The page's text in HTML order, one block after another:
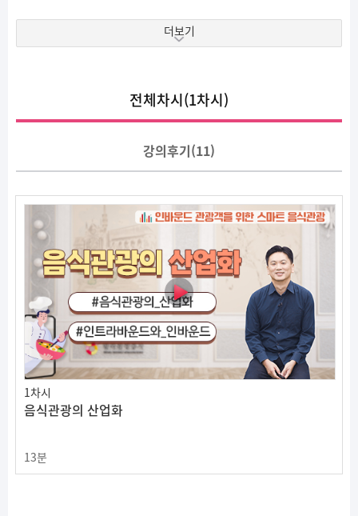
더보기
전체차시(1차시)
강의후기(11)
1차시
음식관광의 산업화
13분